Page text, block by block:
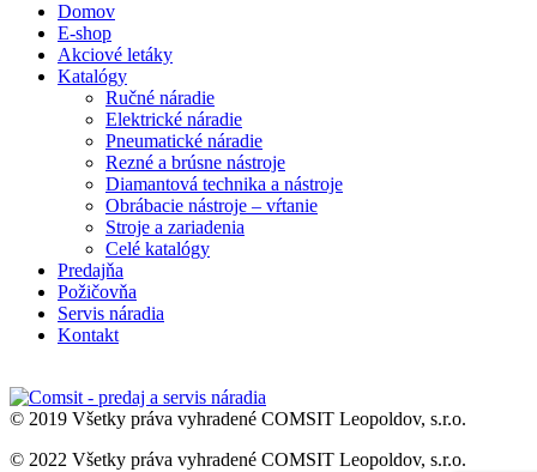
Domov
E-shop
Akciové letáky
Katalógy
Ručné náradie
Elektrické náradie
Pneumatické náradie
Rezné a brúsne nástroje
Diamantová technika a nástroje
Obrábacie nástroje – vŕtanie
Stroje a zariadenia
Celé katalógy
Predajňa
Požičovňa
Servis náradia
Kontakt
© 2019 Všetky práva vyhradené COMSIT Leopoldov, s.r.o.
© 2022 Všetky práva vyhradené COMSIT Leopoldov, s.r.o.